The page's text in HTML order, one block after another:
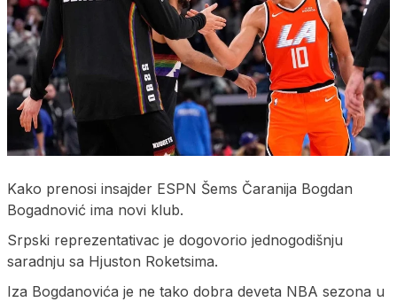
Kako prenosi insajder ESPN Šems Čaranija Bogdan
Bogadnović ima novi klub.
Srpski reprezentativac je dogovorio jednogodišnju
saradnju sa Hjuston Roketsima.
Iza Bogdanovića je ne tako dobra deveta NBA sezona u